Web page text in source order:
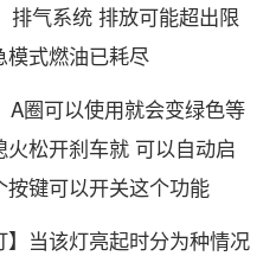
排气系统 排放可能超出限
模式燃油已耗尽
A圈可以使用就会变绿色等
松开刹车就 可以自动启
键可以开关这个功能
】当该灯亮起时分为种情况